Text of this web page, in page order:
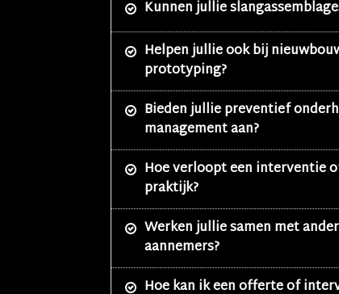
Kunnen jullie
Helpen jullie ook bij
prototyping?
Bieden jullie preventief
management aan?
Hoe verloopt een interventie
praktijk?
Werken jullie samen met
aannemers?
Hoe kan ik een offerte of